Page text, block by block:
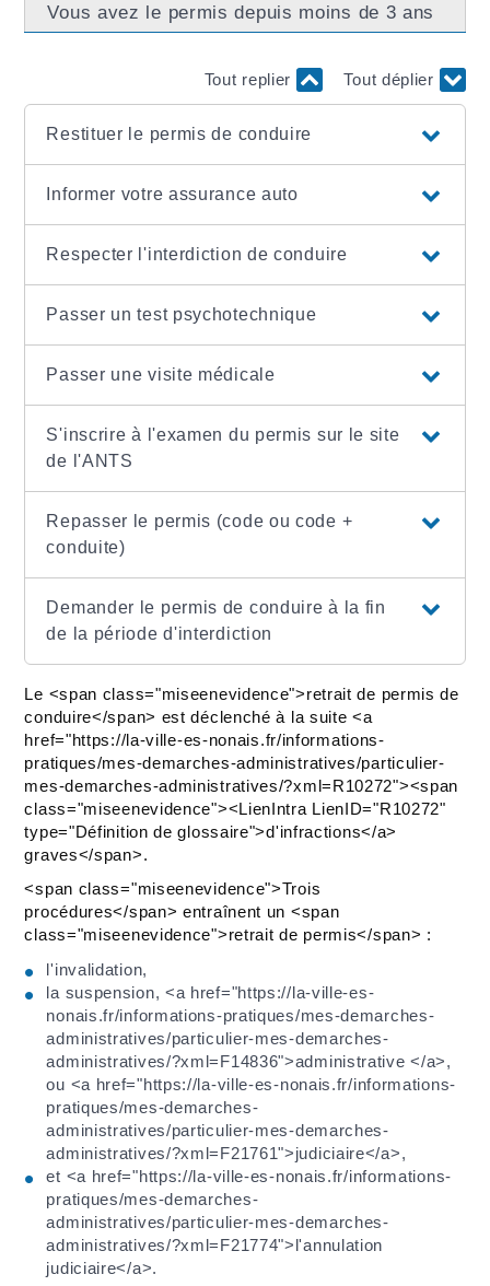
Vous avez le permis depuis moins de 3 ans
Tout replier Tout déplier
Restituer le permis de conduire
Informer votre assurance auto
Respecter l'interdiction de conduire
Passer un test psychotechnique
Passer une visite médicale
S'inscrire à l'examen du permis sur le site
de l'ANTS
Repasser le permis (code ou code +
conduite)
Demander le permis de conduire à la fin
de la période d'interdiction
Le <span class="miseenevidence">retrait de permis de
conduire</span> est déclenché à la suite <a
href="https://la-ville-es-nonais.fr/informations-
pratiques/mes-demarches-administratives/particulier-
mes-demarches-administratives/?xml=R10272"><span
class="miseenevidence"><LienIntra LienID="R10272"
type="Définition de glossaire">d'infractions</a>
graves</span>.
<span class="miseenevidence">Trois
procédures</span> entraînent un <span
class="miseenevidence">retrait de permis</span> :
l'invalidation,
la suspension, <a href="https://la-ville-es-
nonais.fr/informations-pratiques/mes-demarches-
administratives/particulier-mes-demarches-
administratives/?xml=F14836">administrative </a>,
ou <a href="https://la-ville-es-nonais.fr/informations-
pratiques/mes-demarches-
administratives/particulier-mes-demarches-
administratives/?xml=F21761">judiciaire</a>,
et <a href="https://la-ville-es-nonais.fr/informations-
pratiques/mes-demarches-
administratives/particulier-mes-demarches-
administratives/?xml=F21774">l'annulation
judiciaire</a>.